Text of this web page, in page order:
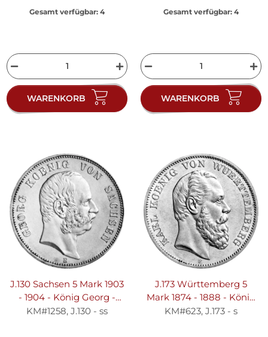
Gesamt verfügbar: 4
WARENKORB
Gesamt verfügbar: 4
WARENKORB
J.130 Sachsen 5 Mark 1903
- 1904 - König Georg -
Silber ss
KM#1258, J.130 - ss
J.173 Württemberg 5
Mark 1874 - 1888 - König
Karl - Silber s
KM#623, J.173 - s